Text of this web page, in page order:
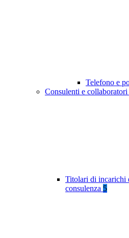
Telefono e
Consulenti e collaboratori
Titolari di incarichi
consulenza 5